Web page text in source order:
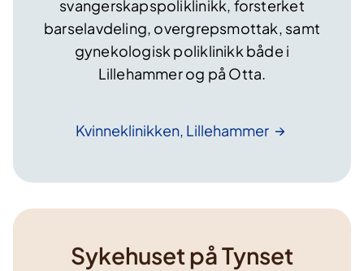
svangerskapspoliklinikk, forsterket
barselavdeling, overgrepsmottak, samt
gynekologisk poliklinikk både i
Lillehammer og på Otta.
Kvinneklinikken, Lillehammer
Sykehuset på Tynset